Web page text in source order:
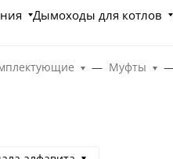
Дымоходы для котлов
Муфты